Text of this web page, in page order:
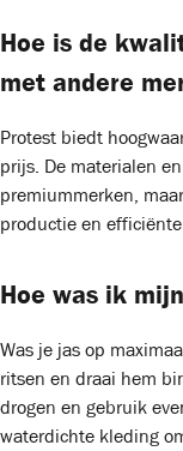
Hoe is de
met andere
Protest biedt
prijs. De materialen
premiummerken,
productie en
Hoe was ik
Was je jas op
ritsen en draai hem
drogen en gebruik
waterdichte kleding